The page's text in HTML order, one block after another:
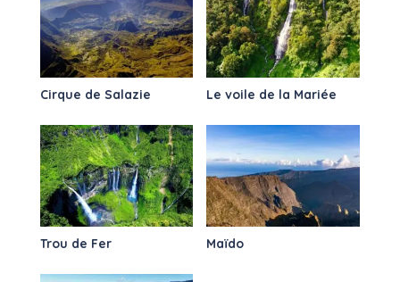
Cirque de Salazie Le voile de la Mariée
Trou de Fer Maïdo